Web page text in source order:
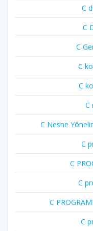
C
C
C
C
C
C
C Nesne
C
C
C
C
C